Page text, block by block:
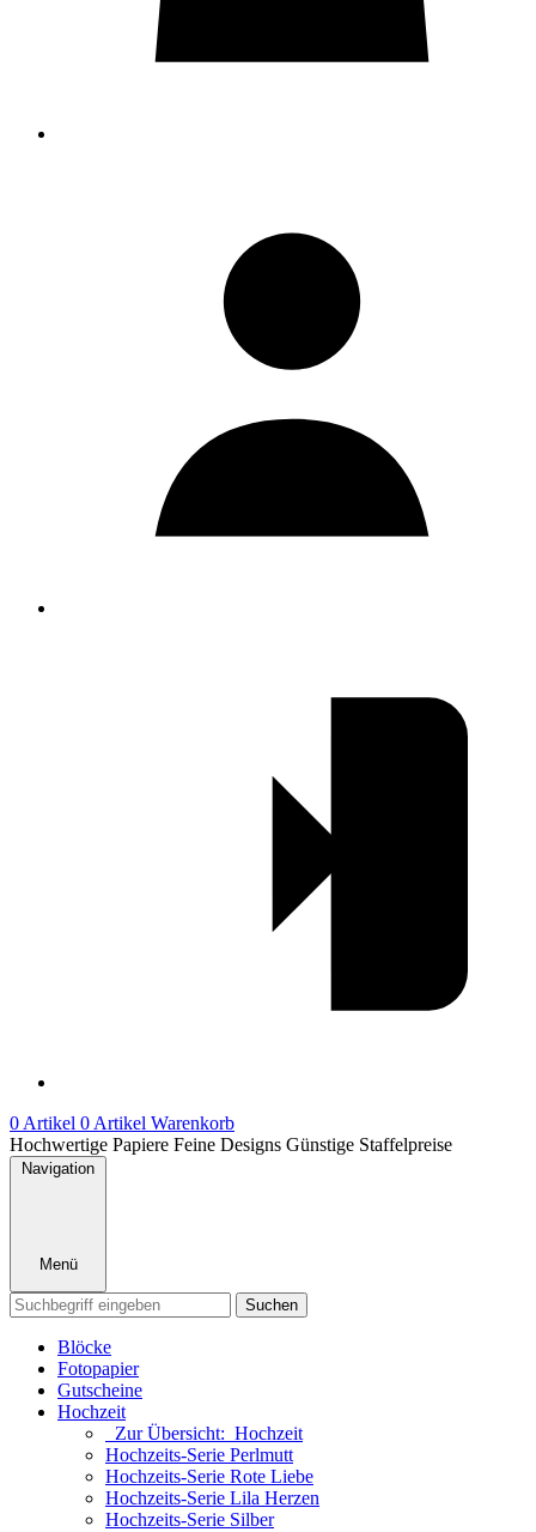
0 Artikel 0 Artikel Warenkorb
Hochwertige Papiere Feine Designs Günstige Staffelpreise
Navigation
Menü
Suchen
Blöcke
Fotopapier
Gutscheine
Hochzeit
Zur Übersicht: Hochzeit
Hochzeits-Serie Perlmutt
Hochzeits-Serie Rote Liebe
Hochzeits-Serie Lila Herzen
Hochzeits-Serie Silber